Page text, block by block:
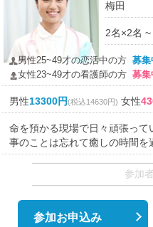
梅田
2名×2名 ~
男性25~49才の恋活中の方募集
女性23~49才の看護師の方募集
男性13300円(税込14630円) 女性
命を預かる現場で日々頑張っ
事のことは忘れて癒しの時間を
参加
参加お申込み